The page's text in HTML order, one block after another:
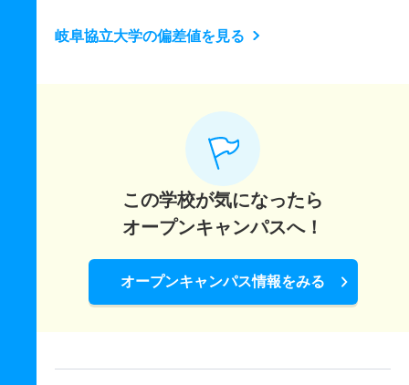
岐阜協立大学の偏差値を見る
この学校が気になったら
オープンキャンパスへ！
オープンキャンパス情報をみる